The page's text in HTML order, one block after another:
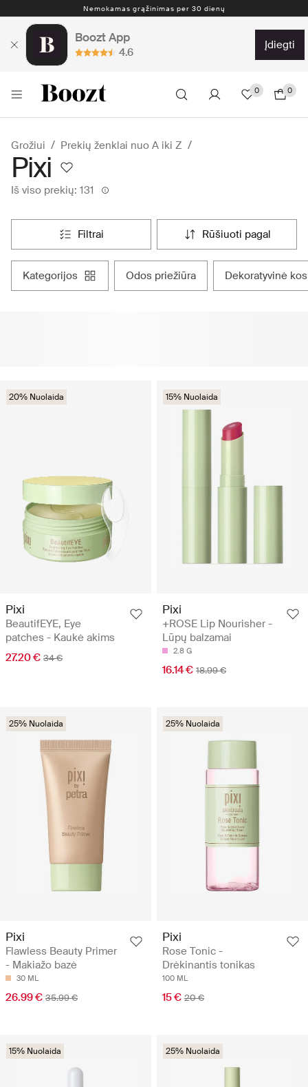
Nemokamas grąžinimas per 30 dienų
Boozt App
4.6
įdiegti
0 0
Grožiui Prekių ženklai nuo A iki Z
Pixi
Iš viso prekių: 131
filtrai rūšiuoti pagal
kategorijos odos priežiūra dekoratyvinė
20% Nuolaida
Pixi
BeautifEYE, Eye
patches - Kaukė akims
27.20 € 34 €
15% Nuolaida
Pixi
+ROSE Lip Nourisher -
Lūpų balzamai
2.8 G
16.14 € 18.99 €
25% Nuolaida
Pixi
Flawless Beauty Primer
- Makiažo bazė
30 ML
26.99 € 35.99 €
25% Nuolaida
Pixi
Rose Tonic -
Drėkinantis tonikas
100 ML
15 € 20 €
15% Nuolaida 25% Nuolaida